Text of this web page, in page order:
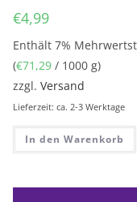
€4,99
Enthält 7%
(€71,29 / 1000 g)
zzgl.Versand
Lieferzeit: ca. 2-3 Werktage
In den Warenkorb